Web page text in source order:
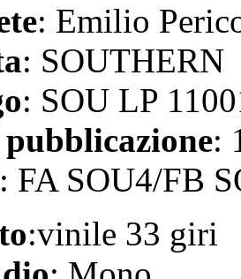
: Emilio
: SOUTHERN
: SOU LP
:
: FA SOU4/FB
:vinile 33 giri